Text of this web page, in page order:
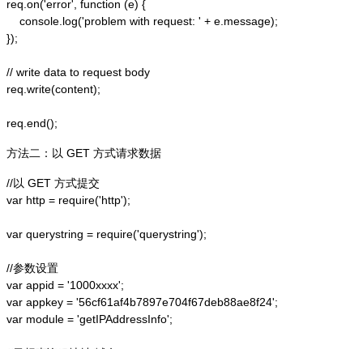
req.on('error', function (e) {
    console.log('problem with request: ' + e.message);
});
// write data to request body
req.write(content);
方法二：以 GET 方式请求数据
//以 GET 方式提交
var http = require('http');
var querystring = require('querystring');
//参数设置
var appid = '1000xxxx';
var appkey = '56cf61af4b7897e704f67deb88ae8f24';
var module = 'getIPAddressInfo';